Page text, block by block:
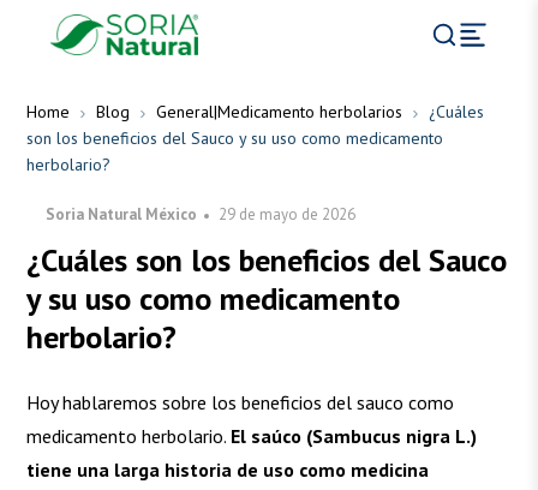
Home Blog General|Medicamento herbolarios
¿Cuáles
son los beneficios del Sauco y su uso como medicamento
herbolario?
Soria Natural México 29 de mayo de 2026
¿Cuáles son los beneficios del Sauco
y su uso como medicamento
herbolario?
Hoy hablaremos sobre los beneficios del sauco como
medicamento herbolario. El saúco (Sambucus nigra L.)
tiene una larga historia de uso como medicina